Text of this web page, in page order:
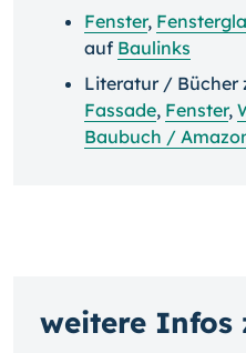
Fenster,
auf Baulinks
Literatur / Bücher
Fassade, Fenster,
Baubuch /
weitere Infos